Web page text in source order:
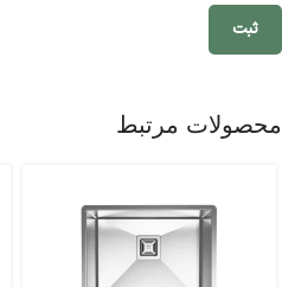
محصولات مرتبط